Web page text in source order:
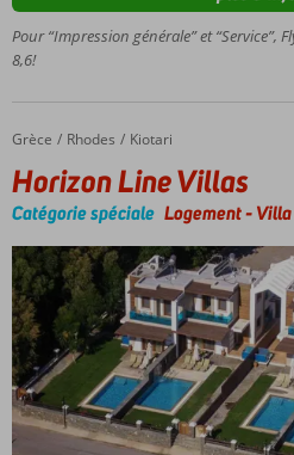
déjeuner
demi-
pension
Pour “Impression générale” et “Service”,
8,6!
Accueil
Grèce Rhodes Kiotari
Horizon Line Villas
Horizon Line Villas
Catégorie spéciale Logement-Villa